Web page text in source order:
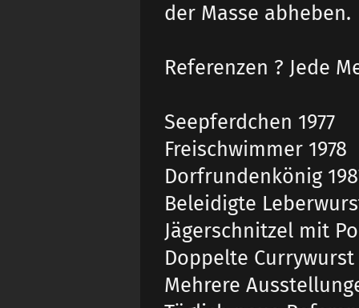
der Masse abheben.
Referenzen ? Jede
Seepferdchen 1977
Freischwimmer 1978
Dorfrundenkönig
Beleidigte
Jägerschnitzel mit
Doppelte
Mehrere